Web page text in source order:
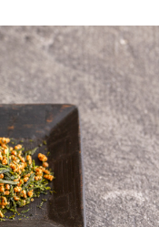
東京 滋賀 北海道
島根
京都 山梨 石川